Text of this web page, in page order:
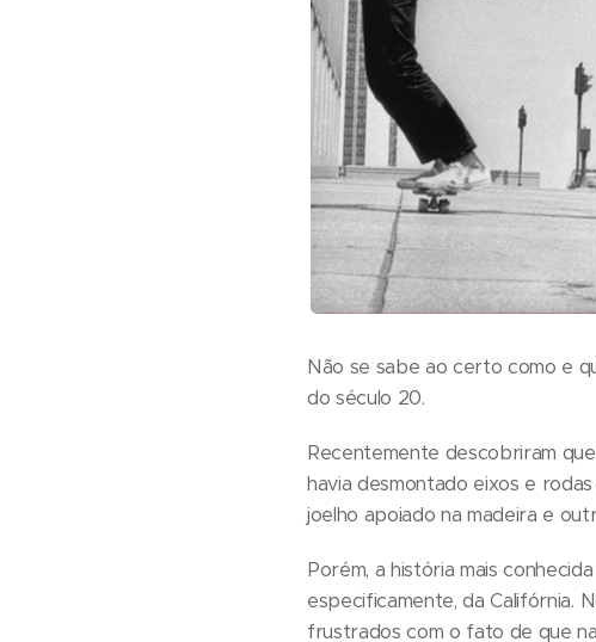
Não se sabe ao certo como e
do século 20.
Recentemente descobriram
havia desmontado eixos e
joelho apoiado na madeira e
Porém, a história mais
especificamente, da Califórnia.
frustrados com o fato de que